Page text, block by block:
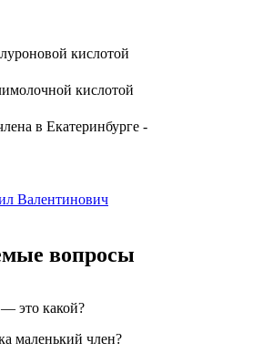
кислотой
кислотой
в Екатеринбурге -
Валентинович
вопросы
это какой?
маленький член?